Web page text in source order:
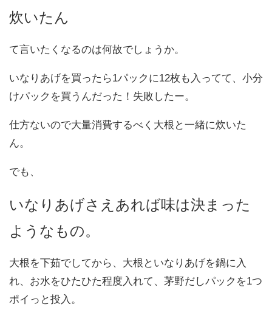
炊いたん
て言いたくなるのは何故でしょうか。
いなりあげを買ったら1パックに12枚も入ってて、小分
けパックを買うんだった！失敗したー。
仕方ないので大量消費するべく大根と一緒に炊いた
ん。
でも、
いなりあげさえあれば味は決まった
ようなもの。
大根を下茹でしてから、大根といなりあげを鍋に入
れ、お水をひたひた程度入れて、茅野だしパックを1つ
ポイっと投入。